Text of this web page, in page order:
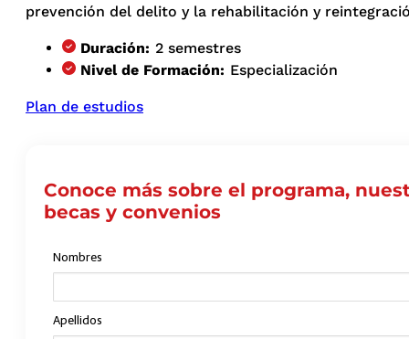
prevención del delito y la rehabilitación y
Duración: 2 semestres
Nivel de Formación: Especialización
Plan de estudios
Conoce más sobre el programa,
becas y convenios